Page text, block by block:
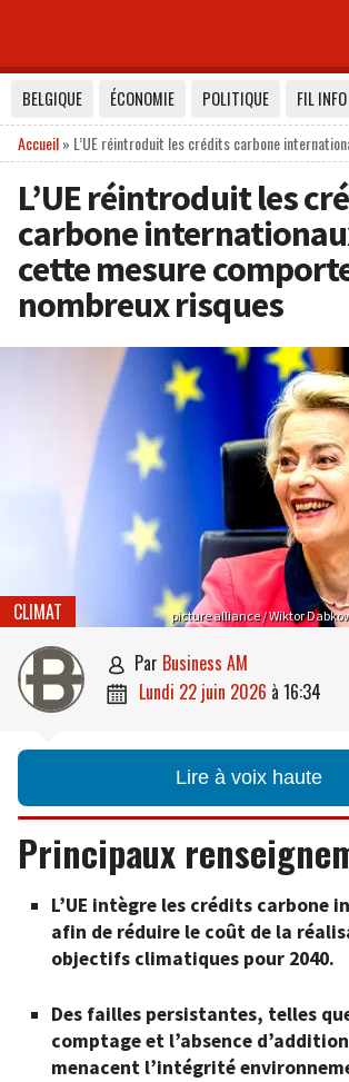
BELGIQUE ÉCONOMIE POLITIQUE FIL INFO
Accueil» L’UE réintroduit les crédits carbone
L’UE réintroduit les
carbone
cette mesure
nombreux risques
picture alliance / Wiktor
CLIMAT
 par Business AM
 lundi 22 juin 2026 à 16:34
Lire à voix haute
Principaux
L’UE intègre les crédits carbone
afin de réduire le coût de la
objectifs climatiques pour 2040.
Des failles persistantes, telles
comptage et l’absence
menacent l’intégrité